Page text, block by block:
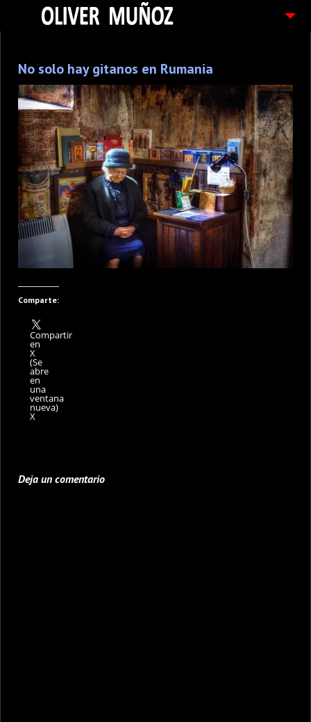
FOTOGRAFIAS
CONTACTO
PEDIDOS
No solo hay gitanos en Rumania
Comparte:
Compartir
en
X
(Se
abre
en
una
ventana
nueva)
X
Deja un comentario